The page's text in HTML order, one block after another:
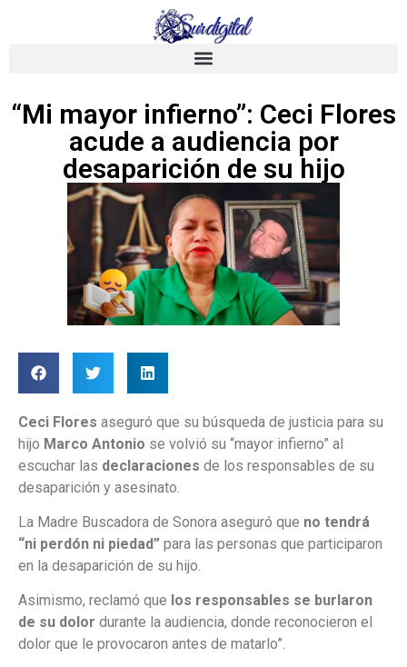
“Mi mayor infierno”: Ceci Flores
acude a audiencia por
desaparición de su hijo
Ceci Flores aseguró que su búsqueda de justicia para su
hijo Marco Antonio se volvió su “mayor infierno” al
escuchar las declaraciones de los responsables de su
desaparición y asesinato.
La Madre Buscadora de Sonora aseguró que no tendrá
“ni perdón ni piedad” para las personas que participaron
en la desaparición de su hijo.
Asimismo, reclamó que los responsables se burlaron
de su dolor durante la audiencia, donde reconocieron el
dolor que le provocaron antes de matarlo”.